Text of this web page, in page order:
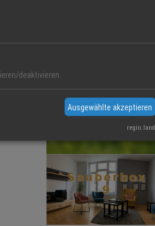
deaktivieren.
Ausgewählte akzeptieren
regio.land